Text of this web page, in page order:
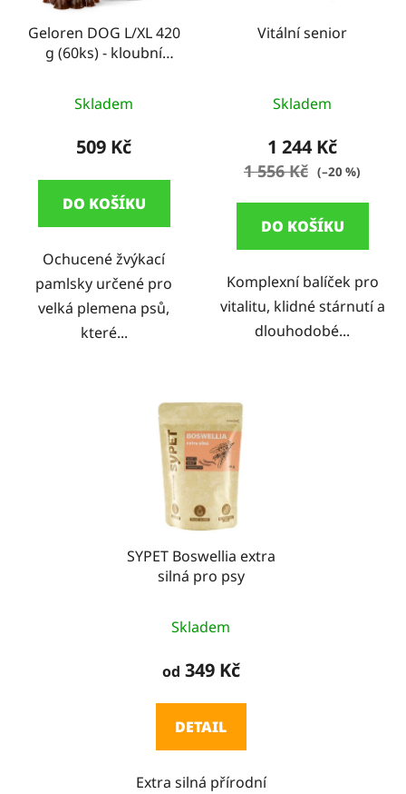
Geloren DOG L/XL 420
g (60ks) - kloubní
hodnocení
produktu
5,0
z
hvězdiček.
Skladem
509 Kč
DO KOŠÍKU
Ochucené žvýkací
pamlsky určené pro
velká plemena psů,
které...
Vitální senior
Skladem
1 244 Kč
1 556 Kč (–20 %)
DO KOŠÍKU
Komplexní balíček pro
vitalitu, klidné stárnutí a
dlouhodobé...
SYPET Boswellia extra
silná pro psy
hodnocení
produktu
5,0
z
hvězdiček.
Skladem
od 349 Kč
DETAIL
Extra silná přírodní